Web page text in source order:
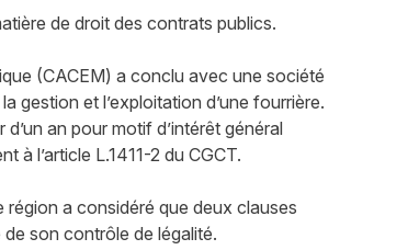
de droit des contrats publics.
(CACEM) a conclu avec une société
gestion et l’exploitation d’une fourrière.
an pour motif d’intérêt général
à l’article L.1411-2 du CGCT.
région a considéré que deux clauses
son contrôle de légalité.